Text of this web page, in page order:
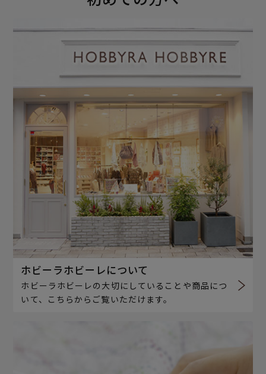
ホビーラホビーレについて
ホビーラホビーレの大切にしていることや商品につ
いて、こちらからご覧いただけます。